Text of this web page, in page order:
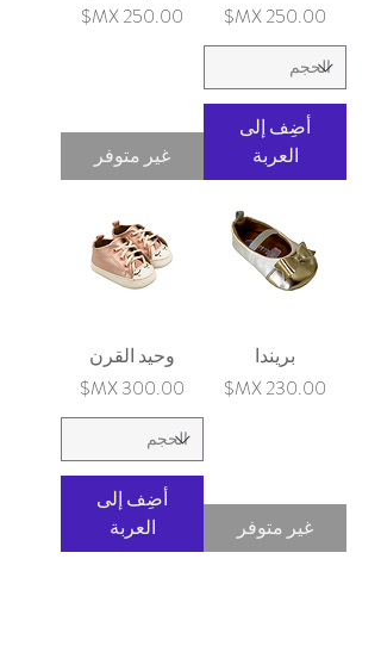
السعر
أضِف إلى
العربة
السعر
غير متوفر
بريندا
السعر
غير متوفر
وحيد القرن
السعر
أضِف إلى
العربة